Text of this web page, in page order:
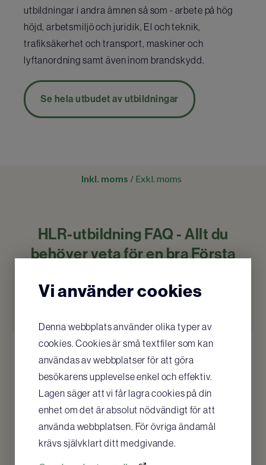
Vi använder cookies
Denna webbplats använder olika typer av
cookies. Cookies är små textfiler som kan
användas av webbplatser för att göra
besökarens upplevelse enkel och effektiv.
Lagen säger att vi får lagra cookies på din
enhet om det är absolut nödvändigt för att
använda webbplatsen. För övriga ändamål
krävs självklart ditt medgivande.
utbildningar i andra ämnen så som - arbete på hög
höjd, arbetsmiljö och juridik, El och teknik,
trafiksäkerhet och transport, maskiner och
lyftanordning samt även inom brandskydd.
Se hela utbudet av utbildningar
Inkl. moms / Exkl. moms
HLR-utbildning FAQ - Allt du
behöver veta för en bra Första
utbildningar
Är det krav på HLR-
utbildning när man skaffar
hjärtstartare?
Både ja och nej. JA om ni vill följa
Arbetsmiljöverkets riktlinjer, HLR-rådets